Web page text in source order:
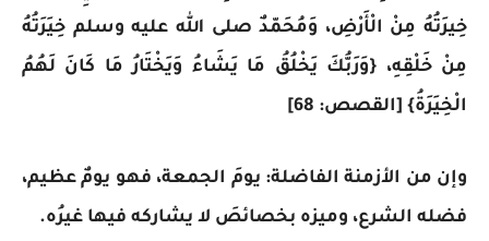
خِيرَتُهُ مِنْ الْأَرْضِ، وَمُحَمّدٌ صلى الله عليه وسلم خِيَرَتُهُ
مِنْ خَلْقِهِ، {وَرَبُّكَ يَخْلُقُ مَا يَشَاءُ وَيَخْتَارُ مَا كَانَ لَهُمُ
الْخِيَرَةُ} [القصص: 68]
وإن من الأزمنة الفاضلة: يومَ الجمعة، فهو يومٌ عظيم،
فضله الشرع، وميزه بخصائصَ لا يشاركه فيها غيرُه.